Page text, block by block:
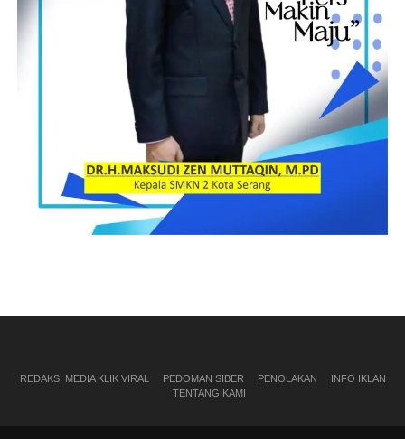
REDAKSI MEDIA KLIK VIRAL PEDOMAN SIBER PENOLAKAN
INFO IKLAN
TENTANG KAMI